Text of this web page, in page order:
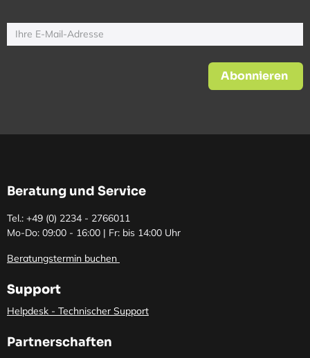
Abonnieren
Beratung und Service
Tel.: +49 (0) 2234 - 2766011
Mo-Do: 09:00 - 16:00 | Fr: bis 14:00 Uhr
Beratungstermin buchen
Support
Helpdesk - Technischer Support
Partnerschaften